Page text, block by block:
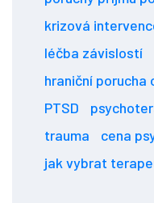
krizová
léčba závislostí
hraniční porucha
PTSD
trauma
cena
jak vybrat